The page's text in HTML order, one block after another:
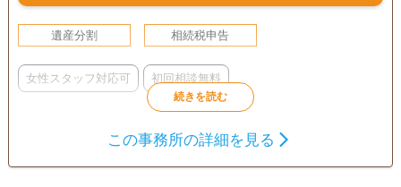
遺産分割 相続税申告
女性スタッフ対応可 初回相談無料
この事務所の詳細を見る